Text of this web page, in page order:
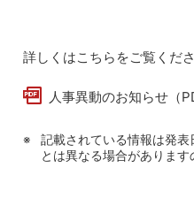
詳しくはこちらをご覧くださ
人事異動のお知らせ（
記載されている情報は発
とは異なる場合があります